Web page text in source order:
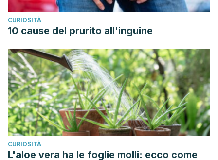
CURIOSITÀ
10 cause del prurito all'inguine
CURIOSITÀ
L'aloe vera ha le foglie molli: ecco come